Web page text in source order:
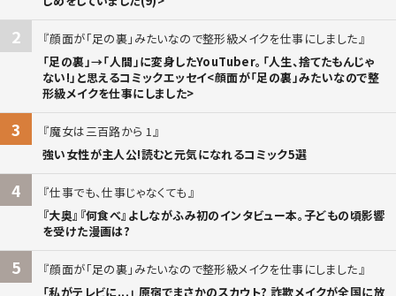
2
顔面が「足の裏」みたいなので整形級メイクを仕事にしました
「足の裏」→「人間」に変身したYouTuber。「人生、捨てたもんじゃ
ない!」と思えるコミックエッセイ<顔面が「足の裏」みたいなので整
形級メイクを仕事にしました>
3
魔女は三百路から 1
強い女性が主人公!読むと元気になれるコミック5選
4
仕事でも、仕事じゃなくても
『大奥』『何食べ』よしながふみ初のインタビュー本。子どもの頃影響
を受けた漫画は?
5
顔面が「足の裏」みたいなので整形級メイクを仕事にしました
「私がテレビに...」 原宿でまさかのスカウト? 詐欺メイクが全国に放